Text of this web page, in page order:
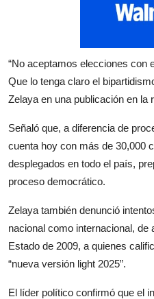
“No aceptamos elecciones con
Que lo tenga claro el
Zelaya en una publicación en la
Señaló que, a diferencia de
cuenta hoy con más de 30,000
desplegados en todo el país,
proceso democrático.
Zelaya también denunció
nacional como internacional,
Estado de 2009, a quienes
“nueva versión light 2025”.
El líder político confirmó que el